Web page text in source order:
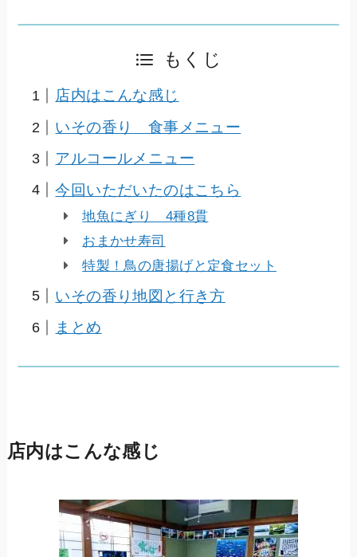
もくじ
店内はこんな感じ
いその香り 食事メニュー
アルコールメニュー
今回いただいたのはこちら
地魚にぎり 4種8貫
おまかせ寿司
特製！鳥の唐揚げと定食セット
いその香り地図と行き方
まとめ
店内はこんな感じ